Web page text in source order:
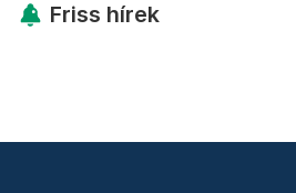
Friss hírek